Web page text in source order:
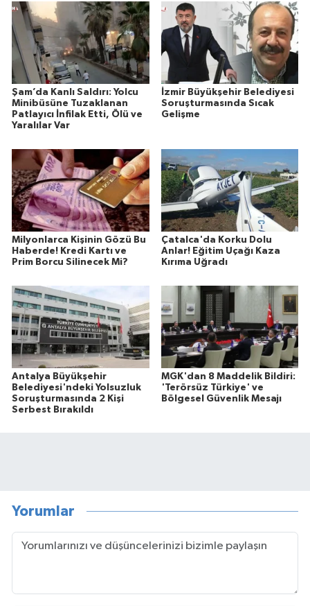
Şam’da Kanlı Saldırı: Yolcu
Minibüsüne Tuzaklanan
Patlayıcı İnfilak Etti, Ölü ve
Yaralılar Var
İzmir Büyükşehir Belediyesi
Soruşturmasında Sıcak
Gelişme
Milyonlarca Kişinin Gözü Bu
Haberde! Kredi Kartı ve
Prim Borcu Silinecek Mi?
Çatalca'da Korku Dolu
Anlar! Eğitim Uçağı Kaza
Kırıma Uğradı
Antalya Büyükşehir
Belediyesi'ndeki Yolsuzluk
Soruşturmasında 2 Kişi
Serbest Bırakıldı
MGK'dan 8 Maddelik Bildiri:
'Terörsüz Türkiye' ve
Bölgesel Güvenlik Mesajı
Yorumlar